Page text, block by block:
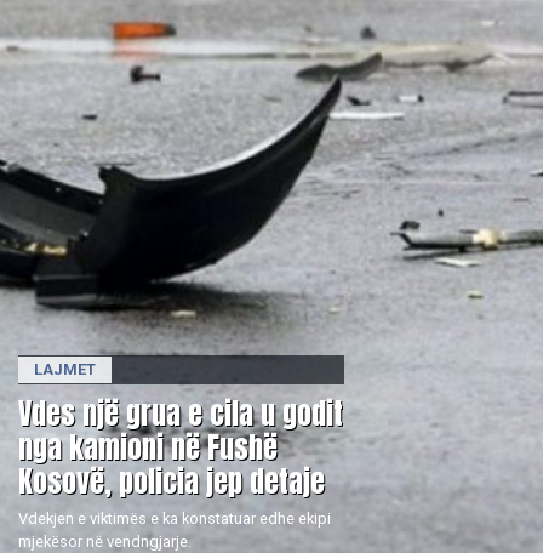
LAJMET
Vdes një grua e cila u godit
nga kamioni në Fushë
Kosovë, policia jep detaje
Vdekjen e viktimës e ka konstatuar edhe ekipi
mjekësor në vendngjarje.